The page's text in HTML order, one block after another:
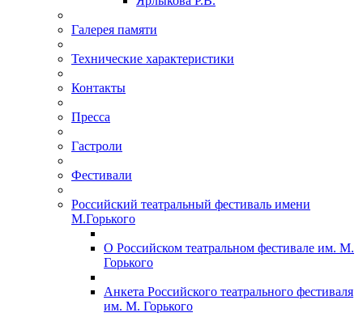
Галерея памяти
Технические характеристики
Контакты
Пресса
Гастроли
Фестивали
Российский театральный фестиваль имени
М.Горького
О Российском театральном фестивале им. М.
Горького
Анкета Российского театрального фестиваля
им. М. Горького